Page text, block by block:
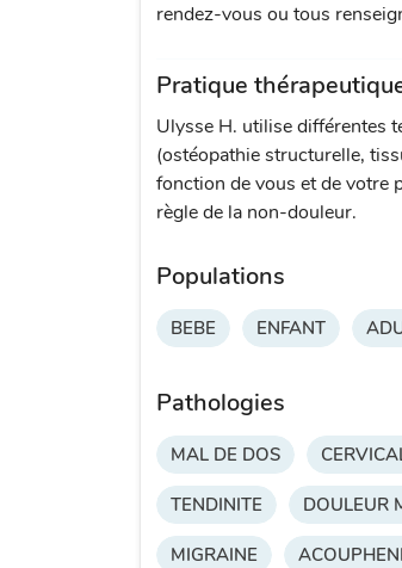
rendez-vous ou tous
Pratique
Ulysse H. utilise différentes
(ostéopathie structurelle,
fonction de vous et de votre
règle de la non-douleur.
Populations
BEBE ENFANT
Pathologies
MAL DE DOS
TENDINITE DOULEUR
MIGRAINE